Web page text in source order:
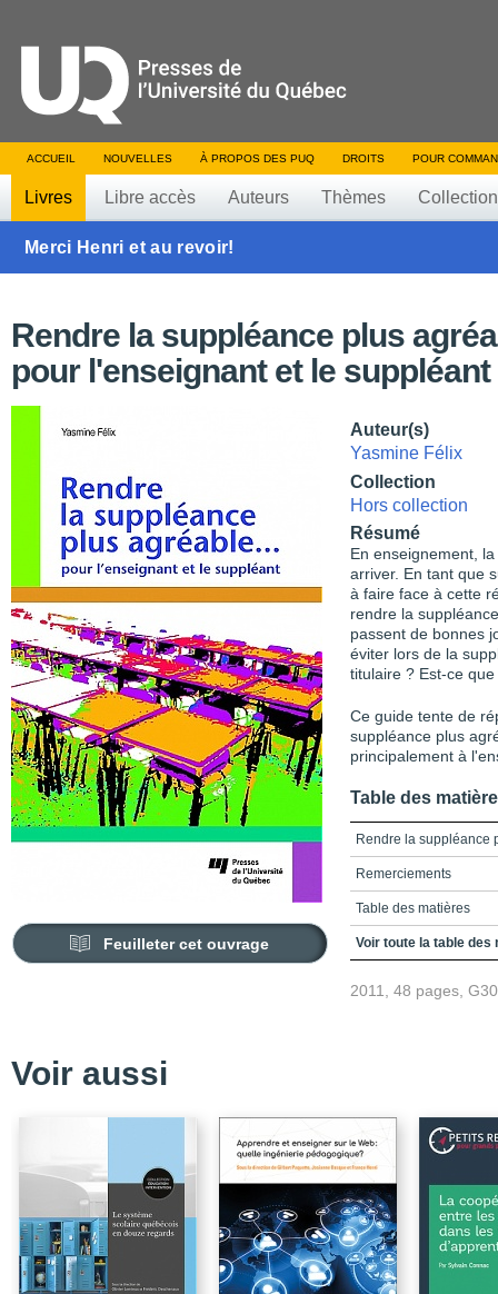
ACCUEIL NOUVELLES À PROPOS DES PUQ DROITS POUR
Livres Libre accès Auteurs Thèmes
Merci Henri et au revoir!
Rendre la suppléance plus
pour l'enseignant et le suppléant
Feuilleter cet ouvrage
Auteur(s)
Yasmine Félix
Collection
Hors collection
Résumé
En enseignement,
arriver. En tant que
à faire face à cette
rendre la
passent de bonnes
éviter lors de la
titulaire ? Est-ce
Ce guide tente de
suppléance plus
principalement à
Table des
Rendre la suppléance
Remerciements
Table des matières
Présentation
Informez la direction
Prévoyez le pire /
Préparez une trousse
suppléant
Au suppléant
Préparez les élèves et
Voir toute la table des
2011, 48 pages,
Voir aussi